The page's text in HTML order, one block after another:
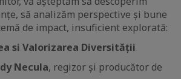
să analizăm perspective și bune
de impact, insuficient explorată:
si Valorizarea Diversității
Necula, regizor și producător de